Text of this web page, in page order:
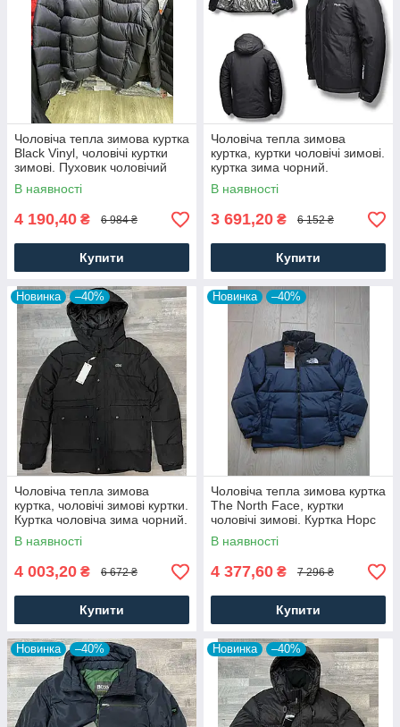
Чоловіча тепла зимова куртка
Black Vinyl, чоловічі куртки
зимові. Пуховик чоловічий
зима. Чоловічий одяг
В наявності
4 190,40 ₴ 6 984 ₴
Купити
Чоловіча тепла зимова
куртка, куртки чоловічі зимові.
куртка зима чорний.
Чоловічий одяг
В наявності
3 691,20 ₴ 6 152 ₴
Купити
Новинка –40%
Чоловіча тепла зимова
куртка, чоловічі зимові куртки.
Куртка чоловіча зима чорний.
Чоловічий одяг
В наявності
4 003,20 ₴ 6 672 ₴
Купити
Новинка –40%
Чоловіча тепла зимова куртка
The North Face, куртки
чоловічі зимові. Куртка Норс
Фейс зима. Чоловічий одяг
В наявності
4 377,60 ₴ 7 296 ₴
Купити
Новинка –40% Новинка –40%